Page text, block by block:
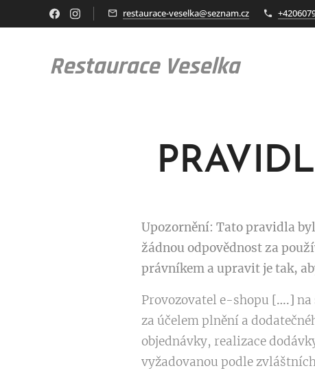
restaurace-veselka@seznam.cz
Restaurace Veselka
Upozornění: Tato pravidla
žádnou odpovědnost za
právníkem a upravit je tak,
Provozovatel e-shopu [….] na
za účelem plnění a
objednávky, realizace
vyžadovanou podle